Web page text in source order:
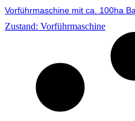
Vorführmaschine mit ca. 100ha
Zustand: Vorführmaschine